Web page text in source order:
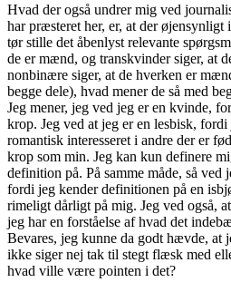
Hvad der også undrer mig ved
har præsteret her, er, at der
tør stille det åbenlyst relevante
de er mænd, og transkvinder siger, at
nonbinære siger, at de hverken er
begge dele), hvad mener de så med
Jeg mener, jeg ved jeg er en kvinde,
krop. Jeg ved at jeg er en lesbisk,
romantisk interesseret i andre der er
krop som min. Jeg kan kun definere
definition på. På samme måde, så ved
fordi jeg kender definitionen på en
rimeligt dårligt på mig. Jeg ved også,
jeg har en forståelse af hvad det
Bevares, jeg kunne da godt hævde, at
ikke siger nej tak til stegt flæsk med
hvad ville være pointen i det?